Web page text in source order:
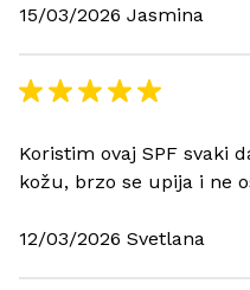
15/03/2026 Jasmina
Koristim ovaj SPF svaki
kožu, brzo se upija i ne
12/03/2026 Svetlana